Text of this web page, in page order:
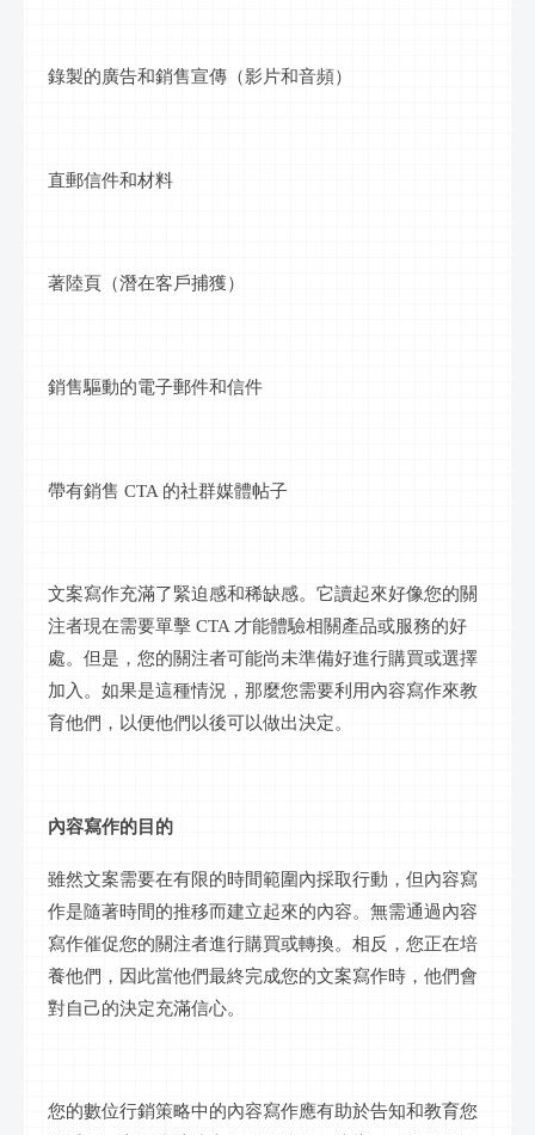
錄製的廣告和銷售宣傳（影片和音頻）
直郵信件和材料
著陸頁（潛在客戶捕獲）
銷售驅動的電子郵件和信件
帶有銷售 CTA 的社群媒體帖子
文案寫作充滿了緊迫感和稀缺感。它讀起來好像您的關
注者現在需要單擊 CTA 才能體驗相關產品或服務的好
處。但是，您的關注者可能尚未準備好進行購買或選擇
加入。如果是這種情況，那麼您需要利用內容寫作來教
育他們，以便他們以後可以做出決定。
內容寫作的目的
雖然文案需要在有限的時間範圍內採取行動，但內容寫
作是隨著時間的推移而建立起來的內容。無需通過內容
寫作催促您的關注者進行購買或轉換。相反，您正在培
養他們，因此當他們最終完成您的文案寫作時，他們會
對自己的決定充滿信心。
您的數位行銷策略中的內容寫作應有助於告知和教育您